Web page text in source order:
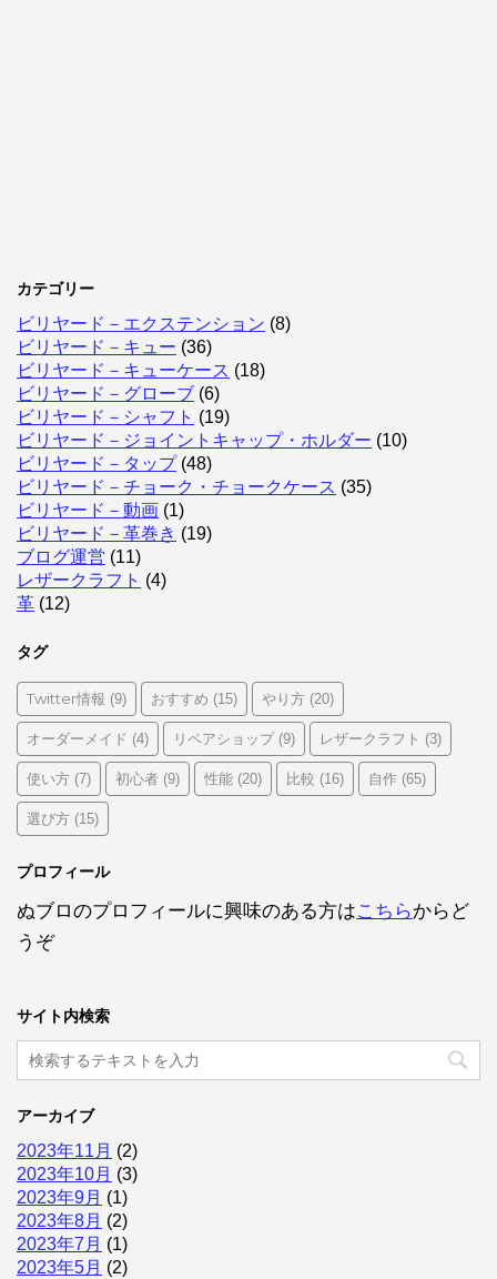
カテゴリー
ビリヤード－エクステンション (8)
ビリヤード－キュー (36)
ビリヤード－キューケース (18)
ビリヤード－グローブ (6)
ビリヤード－シャフト (19)
ビリヤード－ジョイントキャップ・ホルダー (10)
ビリヤード－タップ(48)
ビリヤード－チョーク・チョークケース (35)
ビリヤード－動画 (1)
ビリヤード－革巻き (19)
ブログ運営 (11)
レザークラフト (4)
革 (12)
タグ
Twitter情報 (9) おすすめ (15) やり方 (20)
オーダーメイド (4) リペアショップ(9) レザークラフト (3)
使い方 (7) 初心者 (9) 性能 (20) 比較 (16) 自作 (65)
選び方 (15)
プロフィール
ぬブロのプロフィールに興味のある方はこちらからど
うぞ
サイト内検索
アーカイブ
2023年11月 (2)
2023年10月 (3)
2023年9月 (1)
2023年8月 (2)
2023年7月 (1)
2023年5月 (2)